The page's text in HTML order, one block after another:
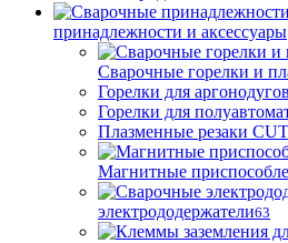
принадлежности и аксессуары
Сварочные горелки и
Горелки для
Горелки для
Плазменные резаки CUT
Магнитные
электрододержатели63